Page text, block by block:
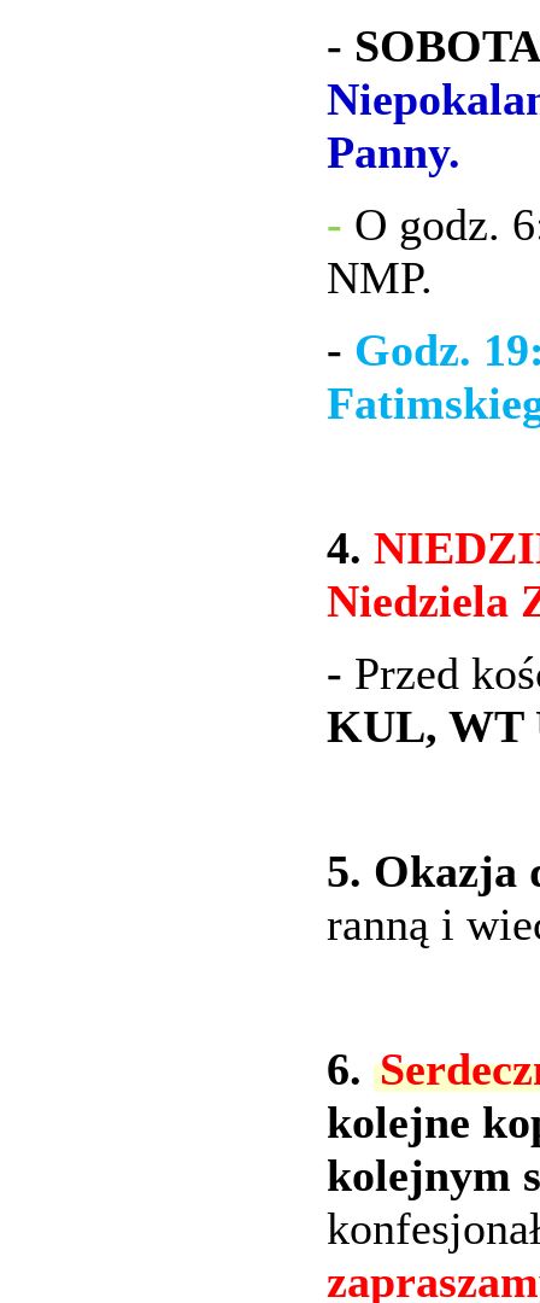
-
Panny.
- O godz.
NMP.
- Godz.
4.
Niedziela
- Przed
KUL,
5. Okazja
ranną i
6.
kolejne
kolejnym